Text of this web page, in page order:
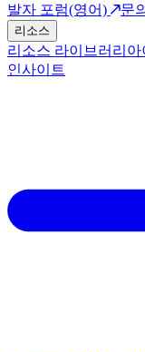
발자 포럼(영어)
문
리소스
리소스 라이브러리 아
인사이트